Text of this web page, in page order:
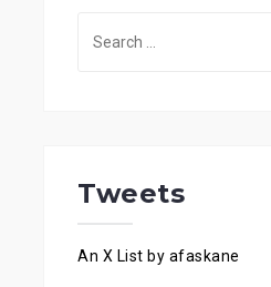
Tweets
An X List by afaskane